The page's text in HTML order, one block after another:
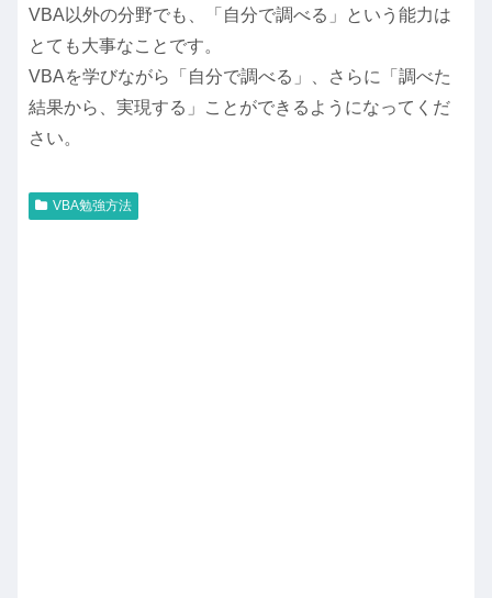
VBA以外の分野でも、「自分で調べる」という能力は
とても大事なことです。
VBAを学びながら「自分で調べる」、さらに「調べた
結果から、実現する」ことができるようになってくだ
さい。
VBA勉強方法